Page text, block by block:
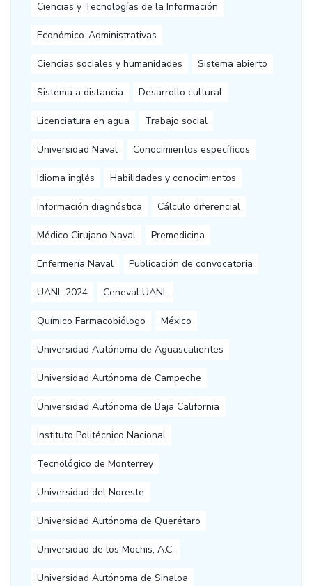
Ciencias y Tecnologías de la Información
Económico-Administrativas
Ciencias sociales y humanidades Sistema abierto
Sistema a distancia Desarrollo cultural
Licenciatura en agua Trabajo social
Universidad Naval Conocimientos específicos
Idioma inglés Habilidades y conocimientos
Información diagnóstica Cálculo diferencial
Médico Cirujano Naval Premedicina
Enfermería Naval Publicación de convocatoria
UANL 2024 Ceneval UANL
Químico Farmacobiólogo México
Universidad Autónoma de Aguascalientes
Universidad Autónoma de Campeche
Universidad Autónoma de Baja California
Instituto Politécnico Nacional
Tecnológico de Monterrey
Universidad del Noreste
Universidad Autónoma de Querétaro
Universidad de los Mochis, A.C.
Universidad Autónoma de Sinaloa